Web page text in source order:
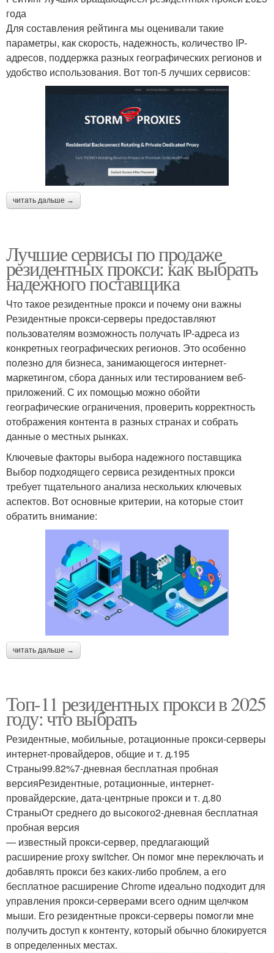
года
Для составления рейтинга мы оценивали такие
параметры, как скорость, надежность, количество IP-
адресов, поддержка разных географических регионов и
удобство использования. Вот топ-5 лучших сервисов:
читать дальше →
Лучшие сервисы по продаже
резидентных прокси: как выбрать
надежного поставщика
Что такое резидентные прокси и почему они важны
Резидентные прокси-серверы предоставляют
пользователям возможность получать IP-адреса из
конкретных географических регионов. Это особенно
полезно для бизнеса, занимающегося интернет-
маркетингом, сбора данных или тестированием веб-
приложений. С их помощью можно обойти
географические ограничения, проверить корректность
отображения контента в разных странах и собрать
данные о местных рынках.
Ключевые факторы выбора надежного поставщика
Выбор подходящего сервиса резидентных прокси
требует тщательного анализа нескольких ключевых
аспектов. Вот основные критерии, на которые стоит
обратить внимание:
читать дальше →
Топ-11 резидентных прокси в 2025
году: что выбрать
Резидентные, мобильные, ротационные прокси-серверы
интернет-провайдеров, общие и т. д.195
Страны99.82%7-дневная бесплатная пробная
версияРезидентные, ротационные, интернет-
провайдерские, дата-центрные прокси и т. д.80
СтраныОт среднего до высокого2-дневная бесплатная
пробная версия
— известный прокси-сервер, предлагающий
расширение proxy switcher. Он помог мне переключать и
добавлять прокси без каких-либо проблем, а его
бесплатное расширение Chrome идеально подходит для
управления прокси-серверами всего одним щелчком
мыши. Его резидентные прокси-серверы помогли мне
получить доступ к контенту, который обычно блокируется
в определенных местах.